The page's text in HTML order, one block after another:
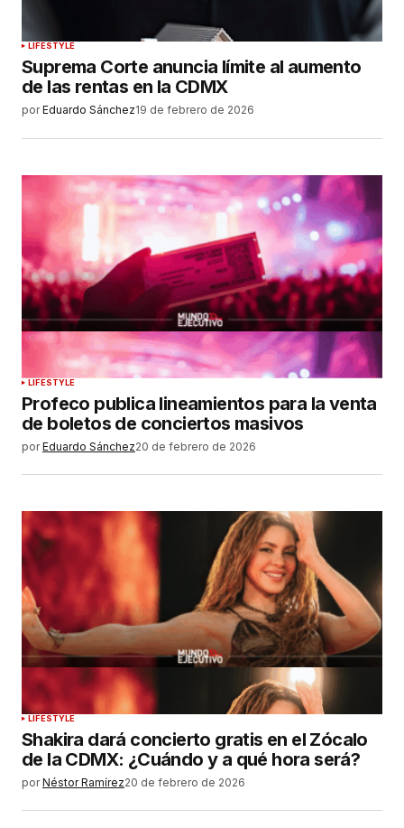
LIFESTYLE
Suprema Corte anuncia límite al aumento
de las rentas en la CDMX
por Eduardo Sánchez19 de febrero de 2026
LIFESTYLE
Profeco publica lineamientos para la venta
de boletos de conciertos masivos
por Eduardo Sánchez20 de febrero de 2026
LIFESTYLE
Shakira dará concierto gratis en el Zócalo
de la CDMX: ¿Cuándo y a qué hora será?
por Néstor Ramírez20 de febrero de 2026